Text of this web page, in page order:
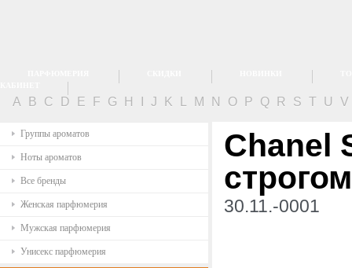
A B C D E F G H J K M N O P Q R S T U V
Группы ароматов
Ноты ароматов
Все бренды
Женская парфюмерия
Мужская парфюмерия
Унисекс парфюмерия
Chanel
30.11.-0001